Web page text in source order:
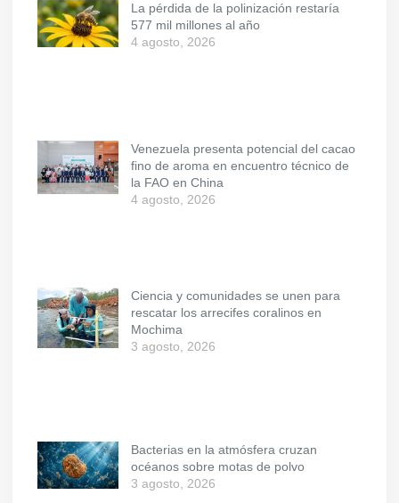
La pérdida de la polinización restaría
577 mil millones al año
4 agosto, 2026
Venezuela presenta potencial del cacao
fino de aroma en encuentro técnico de
la FAO en China
4 agosto, 2026
Ciencia y comunidades se unen para
rescatar los arrecifes coralinos en
Mochima
3 agosto, 2026
Bacterias en la atmósfera cruzan
océanos sobre motas de polvo
3 agosto, 2026